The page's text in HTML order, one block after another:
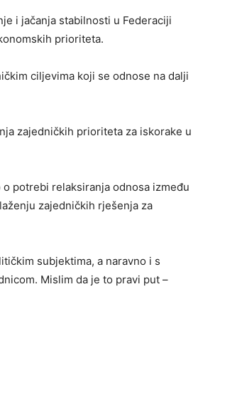
i jačanja stabilnosti u Federaciji
prioriteta.
ciljevima koji se odnose na dalji
zajedničkih prioriteta za iskorake u
potrebi relaksiranja odnosa između
zajedničkih rješenja za
subjektima, a naravno i s
Mislim da je to pravi put –